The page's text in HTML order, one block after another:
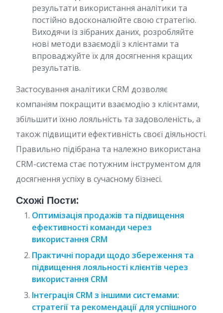
результати використання аналітики та
постійно вдосконалюйте свою стратегію.
Виходячи із зібраних даних, розробляйте
нові методи взаємодії з клієнтами та
впроваджуйте їх для досягнення кращих
результатів.
Застосування аналітики CRM дозволяє
компаніям покращити взаємодію з клієнтами,
збільшити їхню лояльність та задоволеність, а
також підвищити ефективність своєї діяльності.
Правильно підібрана та належно використана
CRM-система стає потужним інструментом для
досягнення успіху в сучасному бізнесі.
Схожі Пости:
Оптимізація продажів та підвищення
ефективності команди через
використання CRM
Практичні поради щодо збереження та
підвищення лояльності клієнтів через
використання CRM
Інтеграція CRM з іншими системами:
стратегії та рекомендації для успішного